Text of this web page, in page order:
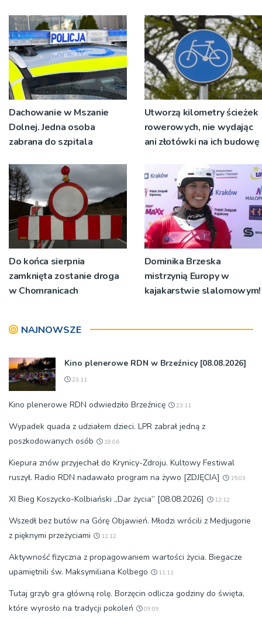
pokoleń
Dachowanie w Mszanie
Dolnej. Jedna osoba
zabrana do szpitala
Utworzą kilometry ścieżek
rowerowych, nie wydając
ani złotówki na ich budowę
Do końca sierpnia
zamknięta zostanie droga
w Chomranicach
Dominika Brzeska
mistrzynią Europy w
kajakarstwie slalomowym!
NAJNOWSZE
Kino plenerowe RDN w Brzeźnicy [08.08.2026]
23:11
Kino plenerowe RDN odwiedziło Brzeźnicę 23:11
Wypadek quada z udziałem dzieci. LPR zabrał jedną z
poszkodowanych osób
18:06
Kiepura znów przyjechał do Krynicy-Zdroju. Kultowy Festiwal
ruszył. Radio RDN nadawało program na żywo [ZDJĘCIA]
15:03
XI Bieg Koszycko-Kolbiański „Dar życia” [08.08.2026] 12:12
Wszedł bez butów na Górę Objawień. Młodzi wrócili z Medjugorie
z pięknymi przeżyciami
12:12
Aktywność fizyczna z propagowaniem wartości życia. Biegacze
upamiętnili św. Maksymiliana Kolbego
11:11
Tutaj grzyb gra główną rolę. Borzęcin odlicza godziny do święta,
które wyrosło na tradycji pokoleń
09:09